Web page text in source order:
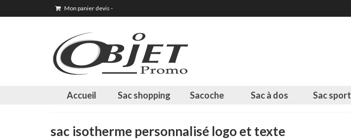
Mon panier devis -
Accueil Sac shopping Sacoche Sac à dos Sac sport
sac isotherme personnalisé logo et texte